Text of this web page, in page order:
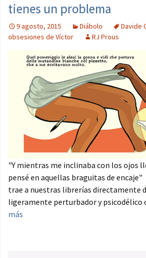
tienes un problema
9 agosto, 2015 Diábolo Davide
obsesiones de Víctor
RJ Prous
"Y mientras me inclinaba con los ojos
pensé en aquellas braguitas de
trae a nuestras librerías directamente
ligeramente perturbador y psicodélico
más